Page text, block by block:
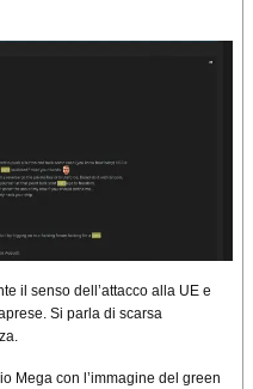
il senso dell’attacco alla UE e
Si parla di scarsa
Mega con l’immagine del green